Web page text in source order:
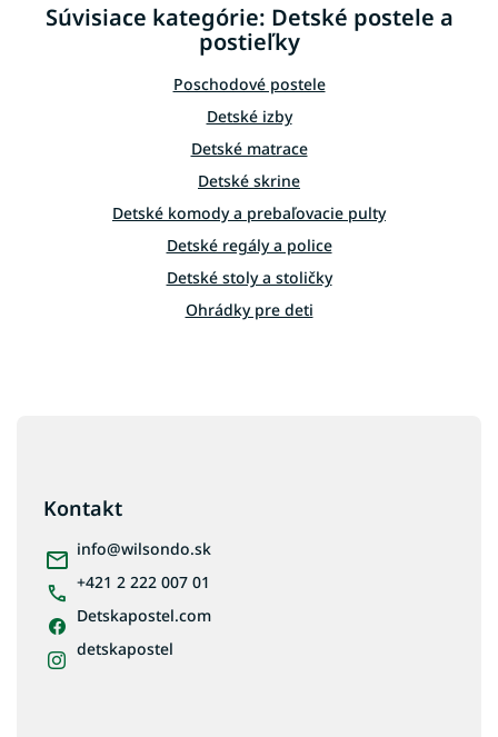
e
p
r
v
k
y
v
ý
p
i
s
u
e
Súvisiace kategórie: Detské postele a
postieľky
Poschodové postele
Detské izby
Detské matrace
Detské skrine
Detské komody a prebaľovacie pulty
Detské regály a police
Detské stoly a stoličky
Ohrádky pre deti
Kontakt
info@wilsondo.sk
+421 2 222 007 01
Detskapostel.com
detskapostel